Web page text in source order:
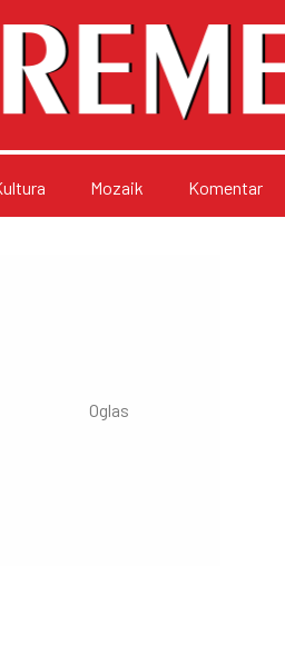
Mozaik Komentar